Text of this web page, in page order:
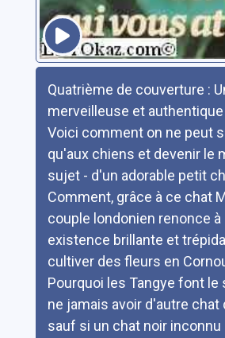
Quatrième de couverture :
merveilleuse et
Voici comment on ne peut
qu'aux chiens et devenir le
sujet - d'un adorable petit
Comment, grâce à ce chat
couple londonien renonce à
existence brillante et
cultiver des fleurs en
Pourquoi les Tangye font le
ne jamais avoir d'autre chat
sauf si un chat noir inconnu